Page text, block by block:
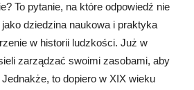
To pytanie, na które odpowiedź nie
dziedzina naukowa i praktyka
w historii ludzkości. Już w
zarządzać swoimi zasobami, aby
to dopiero w XIX wieku